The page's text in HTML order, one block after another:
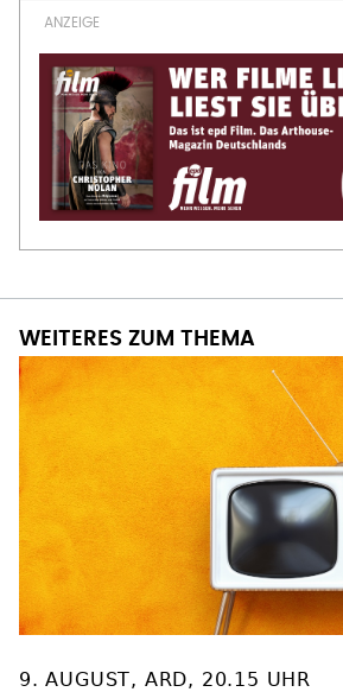
WEITERES ZUM THEMA
9. AUGUST, ARD, 20.15 UHR